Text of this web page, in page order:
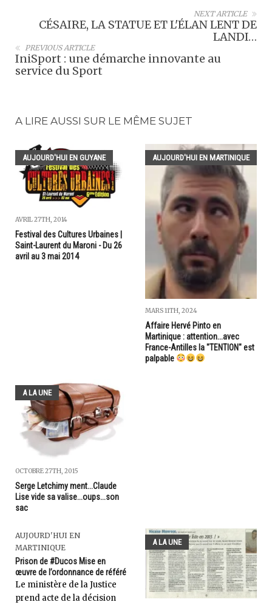
NEXT ARTICLE
CÉSAIRE, LA STATUE ET L'ÉLAN LENT DE
LANDI…
PREVIOUS ARTICLE
IniSport : une démarche innovante au
service du Sport
A LIRE AUSSI SUR LE MÊME SUJET
AUJOURD'HUI EN GUYANE
AVRIL 27TH, 2014
Festival des Cultures Urbaines |
Saint-Laurent du Maroni - Du 26
avril au 3 mai 2014
AUJOURD'HUI EN MARTINIQUE
MARS 11TH, 2024
Affaire Hervé Pinto en
Martinique : attention...avec
France-Antilles la "TENTION" est
palpable
A LA UNE
OCTOBRE 27TH, 2015
Serge Letchimy ment...Claude
Lise vide sa valise...oups...son
sac
AUJOURD'HUI EN
MARTINIQUE
Prison de #Ducos Mise en
œuvre de l’ordonnance de référé
Le ministère de la Justice
prend acte de la décision
A LA UNE